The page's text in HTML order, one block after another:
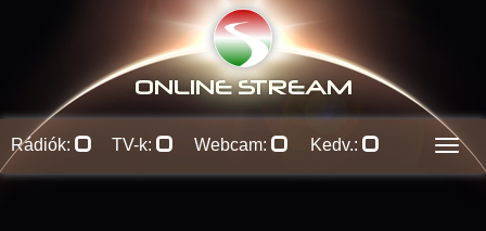
ONLINE STREAM
Rádiók: TV-k: Webcam: Kedv.: